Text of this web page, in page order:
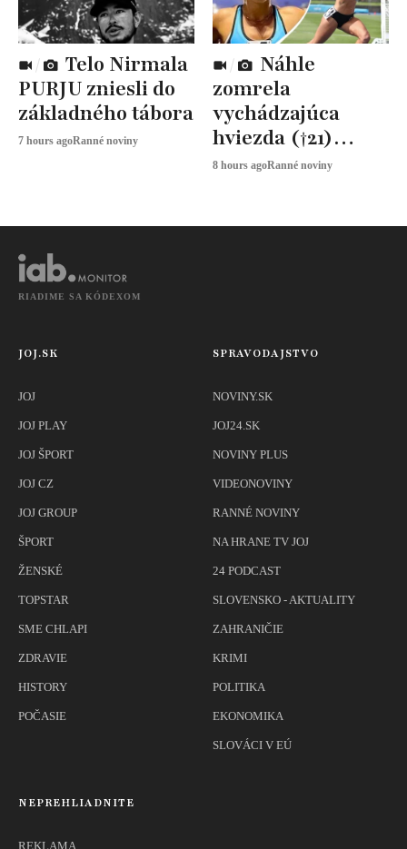
PURJU zniesli do
základného tábora
7 hours agoRanné noviny
zomrela
vychádzajúca
hviezda (†21)
atletiky
8 hours agoRanné noviny
RIADIME SA KÓDEXOM
JOJ.SK
JOJ
JOJ PLAY
JOJ ŠPORT
JOJ CZ
JOJ GROUP
ŠPORT
ŽENSKÉ
TOPSTAR
SME CHLAPI
ZDRAVIE
HISTORY
POČASIE
SPRAVODAJSTVO
NOVINY.SK
JOJ24.SK
NOVINY PLUS
VIDEONOVINY
RANNÉ NOVINY
NA HRANE TV JOJ
24 PODCAST
SLOVENSKO - AKTUALITY
ZAHRANIČIE
KRIMI
POLITIKA
EKONOMIKA
SLOVÁCI V EÚ
NEPREHLIADNITE
REKLAMA